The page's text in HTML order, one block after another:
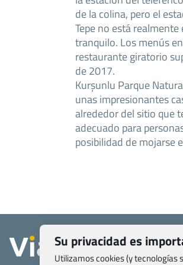
de la colina, pero el
Tepe no está
tranquilo. Los menús
restaurante giratorio
de 2017.
Kurşunlu Parque
unas impresionantes
alrededor del sitio que
adecuado para
posibilidad de mojarse
Su privacidad es
Utilizamos cookies (y